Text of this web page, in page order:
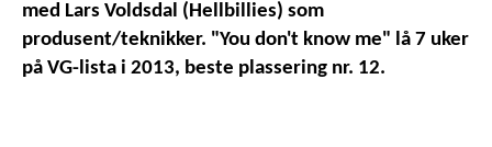
med Lars Voldsdal (Hellbillies) som
produsent/teknikker. "You don't know me" lå 7 uker
på VG-lista i 2013, beste plassering nr. 12.